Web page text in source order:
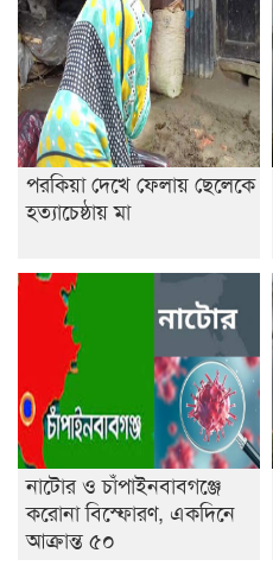
পরকিয়া দেখে ফেলায় ছেলেকে
হত্যাচেষ্ঠায় মা
নাটোর ও চাঁপাইনবাবগঞ্জে
করোনা বিস্ফোরণ, একদিনে
আক্রান্ত ৫০